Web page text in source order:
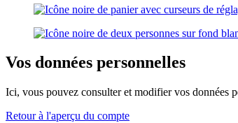
Vos données personnelles
Ici, vous pouvez consulter et modifier vos données
Retour à l'aperçu du compte